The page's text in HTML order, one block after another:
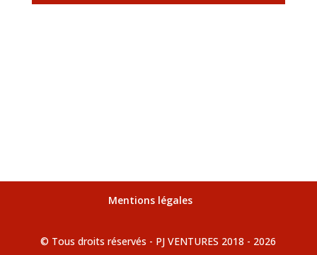
Mentions légales
© Tous droits réservés - PJ VENTURES 2018 - 2026